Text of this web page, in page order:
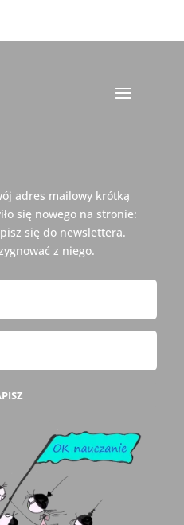
adres mailowy krótką
się nowego na stronie:
się do newslettera.
z niego.